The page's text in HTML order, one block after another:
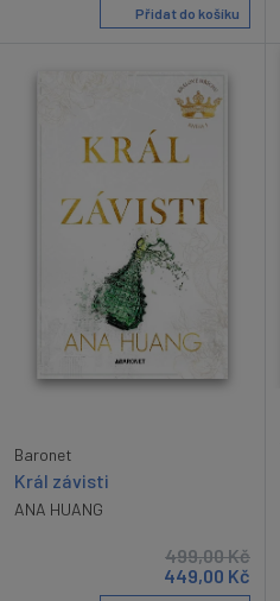
Přidat do košíku
Baronet
Král závisti
ANA HUANG
499,00Kč
449,00 Kč